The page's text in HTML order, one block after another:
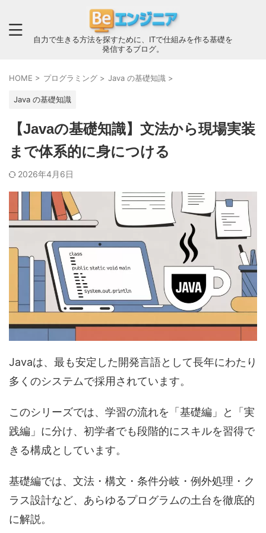
自力で生きる方法を探すために、ITで仕組みを作る基礎を
発信するブログ。
HOME > プログラミング > Java の基礎知識 >
Java の基礎知識
【Javaの基礎知識】文法から現場実装
まで体系的に身につける
2026年4月6日
Javaは、最も安定した開発言語として長年にわたり
多くのシステムで採用されています。
このシリーズでは、学習の流れを「基礎編」と「実
践編」に分け、初学者でも段階的にスキルを習得で
きる構成としています。
基礎編では、文法・構文・条件分岐・例外処理・ク
ラス設計など、あらゆるプログラムの土台を徹底的
に解説。